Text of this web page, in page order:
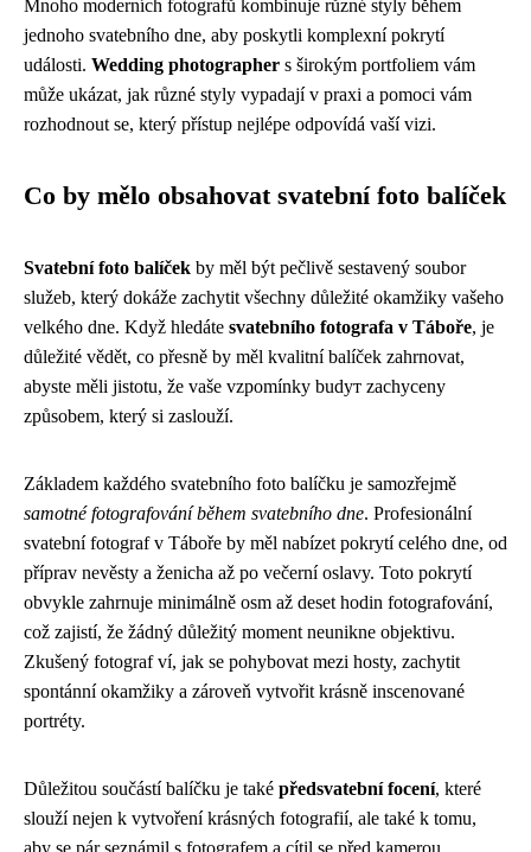
Mnoho moderních fotografů kombinuje různé styly během
jednoho svatebního dne, aby poskytli komplexní pokrytí
události. Wedding photographer s širokým portfoliem vám
může ukázat, jak různé styly vypadají v praxi a pomoci vám
rozhodnout se, který přístup nejlépe odpovídá vaší vizi.
Co by mělo obsahovat svatební foto balíček
Svatební foto balíček by měl být pečlivě sestavený soubor
služeb, který dokáže zachytit všechny důležité okamžiky vašeho
velkého dne. Když hledáte svatebního fotografa v Táboře, je
důležité vědět, co přesně by měl kvalitní balíček zahrnovat,
abyste měli jistotu, že vaše vzpomínky budут zachyceny
způsobem, který si zaslouží.
Základem každého svatebního foto balíčku je samozřejmě
samotné fotografování během svatebního dne. Profesionální
svatební fotograf v Táboře by měl nabízet pokrytí celého dne, od
příprav nevěsty a ženicha až po večerní oslavy. Toto pokrytí
obvykle zahrnuje minimálně osm až deset hodin fotografování,
což zajistí, že žádný důležitý moment neunikne objektivu.
Zkušený fotograf ví, jak se pohybovat mezi hosty, zachytit
spontánní okamžiky a zároveň vytvořit krásně inscenované
portréty.
Důležitou součástí balíčku je také předsvatební focení, které
slouží nejen k vytvoření krásných fotografií, ale také k tomu,
aby se pár seznámil s fotografem a cítil se před kamerou